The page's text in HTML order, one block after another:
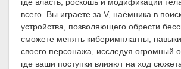
всего. Вы играете за V, наёмника в
устройства, позволяющего обрести
сможете менять киберимпланты,
своего персонажа, исследуя огромный
где ваши поступки влияют на ход